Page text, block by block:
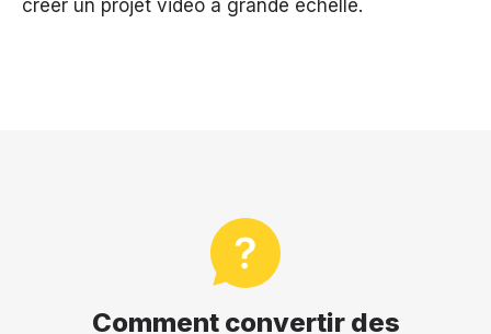
créer un projet vidéo à grande échelle.
Comment convertir des